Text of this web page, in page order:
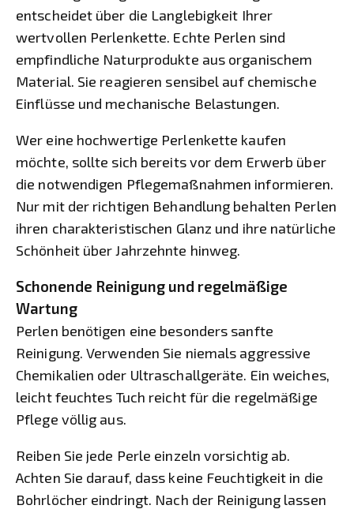
entscheidet über die Langlebigkeit Ihrer
wertvollen Perlenkette. Echte Perlen sind
empfindliche Naturprodukte aus organischem
Material. Sie reagieren sensibel auf chemische
Einflüsse und mechanische Belastungen.
Wer eine hochwertige Perlenkette kaufen
möchte, sollte sich bereits vor dem Erwerb über
die notwendigen Pflegemaßnahmen informieren.
Nur mit der richtigen Behandlung behalten Perlen
ihren charakteristischen Glanz und ihre natürliche
Schönheit über Jahrzehnte hinweg.
Schonende Reinigung und regelmäßige
Wartung
Perlen benötigen eine besonders sanfte
Reinigung. Verwenden Sie niemals aggressive
Chemikalien oder Ultraschallgeräte. Ein weiches,
leicht feuchtes Tuch reicht für die regelmäßige
Pflege völlig aus.
Reiben Sie jede Perle einzeln vorsichtig ab.
Achten Sie darauf, dass keine Feuchtigkeit in die
Bohrlöcher eindringt. Nach der Reinigung lassen